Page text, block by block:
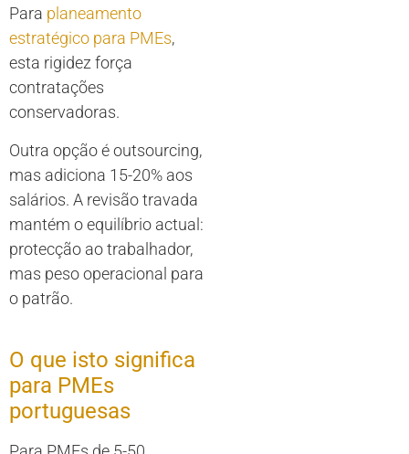
Para planeamento
estratégico para PMEs,
esta rigidez força
contratações
conservadoras.
Outra opção é outsourcing,
mas adiciona 15-20% aos
salários. A revisão travada
mantém o equilíbrio actual:
protecção ao trabalhador,
mas peso operacional para
o patrão.
O que isto significa
para PMEs
portuguesas